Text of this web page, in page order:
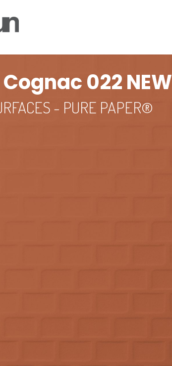
022 NEW
- PURE PAPER®